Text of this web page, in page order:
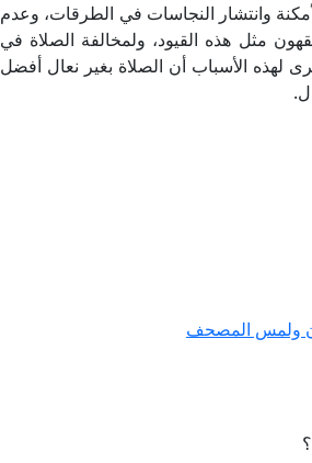
وانتشار النجاسات في الطرقات، وعدم
مثل هذه القيود، ولمخالفة الصلاة في
لهذه الأسباب أن الصلاة بغير نعال أفضل
ولمس المصحف